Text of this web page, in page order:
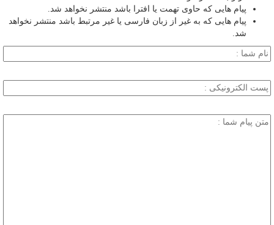
پیام هایی که حاوی تهمت یا افترا باشد منتشر نخواهد شد.
پیام هایی که به غیر از زبان فارسی یا غیر مرتبط باشد منتشر نخواهد
شد.